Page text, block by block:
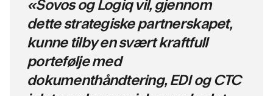
dette strategiske partnerskapet,
kunne tilby en svært kraftfull
portefølje med
dokumenthåndtering, EDI og CTC